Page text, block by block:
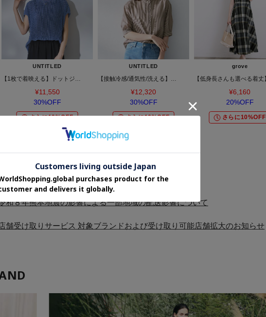
UNTITLED
【1枚で着映える】ドットジャガードブラウス
¥11,550
30%OFF
さらに10%OFF
UNTITLED
【接触冷感/通気性/洗える】スタンドカラーフリルブラウス
¥12,320
30%OFF
さらに10%OFF
grove
¥6,160
20%OFF
さらに10%OFF
和８年熊本地震の影響による一部地域の配送影響について
舗受け取りサービス 対象ブランドおよび受け取り可能店舗拡大のお知らせ